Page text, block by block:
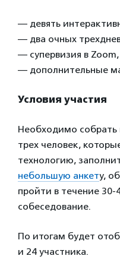
— девять
— два очных
— супервизия в
— дополнительные
Условия участия
Необходимо собрать
трех человек,
технологию,
небольшую анкету,
пройти в течение
собеседование.
По итогам будет
и 24 участника.